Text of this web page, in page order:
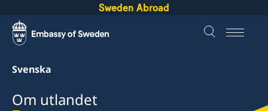
Sweden Abroad
Svenska
Om utlandet